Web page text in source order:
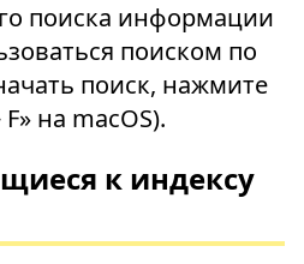
поиска информации
поиском по
поиск, нажмите
F» на macOS).
к индексу